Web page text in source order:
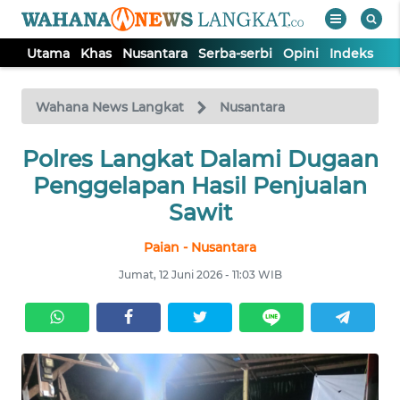
Utama Khas Nusantara Serba-serbi Opini Indeks
Wahana News Langkat Nusantara
Polres Langkat Dalami Dugaan
Penggelapan Hasil Penjualan
Sawit
Paian - Nusantara
Jumat, 12 Juni 2026 - 11:03 WIB
TV
Tutup
UTAMA
SERBA-
SERBI
OPINI